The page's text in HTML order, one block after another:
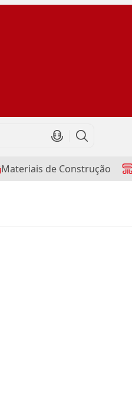
Materiais de Construção